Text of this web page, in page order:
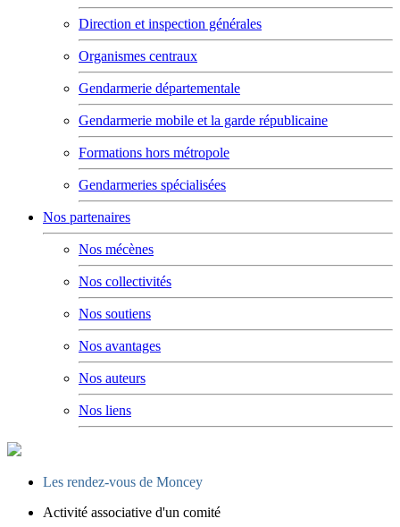
Direction et inspection générales
Organismes centraux
Gendarmerie départementale
Gendarmerie mobile et la garde républicaine
Formations hors métropole
Gendarmeries spécialisées
Nos partenaires
Nos mécènes
Nos collectivités
Nos soutiens
Nos avantages
Nos auteurs
Nos liens
Les rendez-vous de Moncey
Activité associative d'un comité